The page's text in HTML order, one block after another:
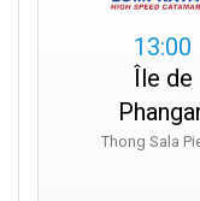
13:00
Île de
Thong Sala